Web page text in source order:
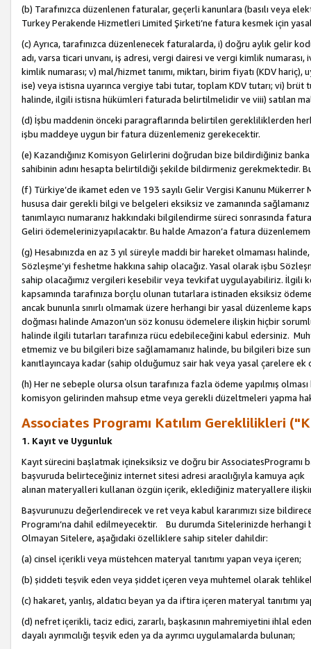
(b) Tarafınızca düzenlenen faturalar, geçerli kanunlara (basılı veya
Turkey Perakende Hizmetleri Limited Şirketi’ne fatura kesmek için
(c) Ayrıca, tarafınızca düzenlenecek faturalarda, i) doğru aylık gelir
adı, varsa ticari unvanı, iş adresi, vergi dairesi ve vergi kimlik
kimlik numarası; v) mal/hizmet tanımı, miktarı, birim fiyatı (KDV
ise) veya istisna uyarınca vergiye tabi tutar, toplam KDV tutarı; vi) brüt
halinde, ilgili istisna hükümleri faturada belirtilmelidir ve viii) satılan
(d) İşbu maddenin önceki paragraflarında belirtilen gerekliliklerden
işbu maddeye uygun bir fatura düzenlemeniz gerekecektir.
(e) Kazandığınız Komisyon Gelirlerini doğrudan bize bildirdiğiniz banka
sahibinin adını hesapta belirtildiği şekilde bildirmeniz gerekmektedir.
(f) Türkiye’de ikamet eden ve 193 sayılı Gelir Vergisi Kanunu
hususa dair gerekli bilgi ve belgeleri eksiksiz ve zamanında
tanımlayıcı numaranız hakkındaki bilgilendirme süreci sonrasında
Geliri ödemelerinizyapılacaktır. Bu halde Amazon’a fatura
(g) Hesabınızda en az 3 yıl süreyle maddi bir hareket olmaması
Sözleşme’yi feshetme hakkına sahip olacağız. Yasal olarak işbu
sahip olacağımız vergileri kesebilir veya tevkifat uygulayabiliriz. İlgili
kapsamında tarafınıza borçlu olunan tutarlara istinaden eksiksiz
ancak bununla sınırlı olmamak üzere herhangi bir yasal düzenleme
doğması halinde Amazon’un söz konusu ödemelere ilişkin hiçbir
halinde ilgili tutarları tarafınıza rücu edebileceğini kabul edersiniz.
etmemiz ve bu bilgileri bize sağlamamanız halinde, bu bilgileri bize
kanıtlayıncaya kadar (sahip olduğumuz sair hak veya yasal çarelere
(h) Her ne sebeple olursa olsun tarafınıza fazla ödeme yapılmış
komisyon gelirinden mahsup etme veya gerekli düzeltmeleri yapma
Associates Programı Katılım Gereklilikleri
1. Kayıt ve Uygunluk
Kayıt sürecini başlatmak içineksiksiz ve doğru bir AssociatesProgramı
başvuruda belirteceğiniz internet sitesi adresi aracılığıyla kamuya
alınan materyalleri kullanan özgün içerik, eklediğiniz materyallere
Başvurunuzu değerlendirecek ve ret veya kabul kararımızı size
Programı’na dahil edilmeyecektir. Bu durumda Sitelerinizde herhangi
Olmayan Sitelere, aşağıdaki özelliklere sahip siteler dahildir:
(a) cinsel içerikli veya müstehcen materyal tanıtımı yapan veya içeren;
(b) şiddeti teşvik eden veya şiddet içeren veya muhtemel olarak
(c) hakaret, yanlış, aldatıcı beyan ya da iftira içeren materyal tanıtımı
(d) nefret içerikli, taciz edici, zararlı, başkasının mahremiyetini ihlal
dayalı ayrımcılığı teşvik eden ya da ayrımcı uygulamalarda bulunan;